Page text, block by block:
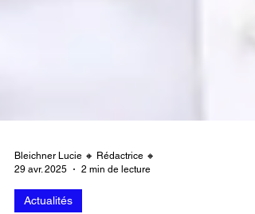
Bleichner Lucie 🔸 Rédactrice 🔸
29 avr. 2025